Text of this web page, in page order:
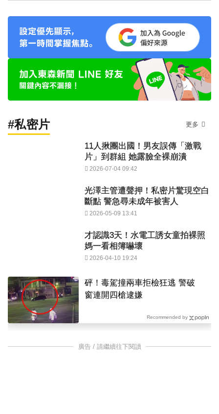
#私密片 更多
11人揪團出國！男友誤傳「激戰
片」到群組 她露臉全裸崩潰
2026-07-04 09:42
光澤主管遭聲押！私密片驚現空白
斷點 警急尋未成年被害人
2026-05-09 13:41
才認識3天！水電工誘女童拍裸照
媽一看相簿嚇壞
2026-04-10 19:24
砰！毒駕撞兩車拒檢狂逃 警破
窗連開四槍逮嫌
Recommended by
廣告 / 請繼續往下閱讀